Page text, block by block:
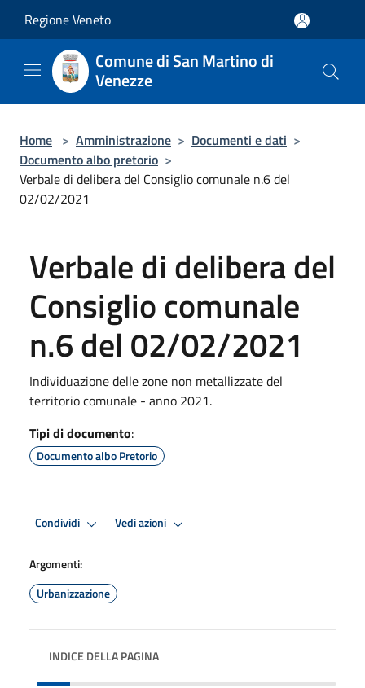
Regione Veneto
Comune di San Martino di
Venezze
Home > Amministrazione > Documenti e dati >
Documento albo pretorio >
Verbale di delibera del Consiglio comunale n.6 del
02/02/2021
Verbale di delibera del
Consiglio comunale
n.6 del 02/02/2021
Individuazione delle zone non metallizzate del
territorio comunale - anno 2021.
Tipi di documento:
Documento albo Pretorio
Condividi Vedi azioni
Argomenti:
Urbanizzazione
INDICE DELLA PAGINA